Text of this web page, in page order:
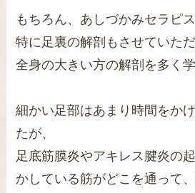
もちろん、あしづかみセラピス
特に足裏の解剖もさせていただ
全身の大きい方の解剖を多く
細かい足部はあまり時間をか
たが、
足底筋膜炎やアキレス腱炎の
かしている筋がどこを通って